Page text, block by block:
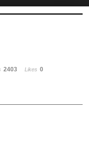
2403 Likes 0
북5